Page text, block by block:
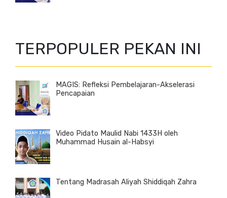
TERPOPULER PEKAN INI
MAGIS: Refleksi Pembelajaran-Akselerasi
Pencapaian
Video Pidato Maulid Nabi 1433H oleh
Muhammad Husain al-Habsyi
Tentang Madrasah Aliyah Shiddiqah Zahra